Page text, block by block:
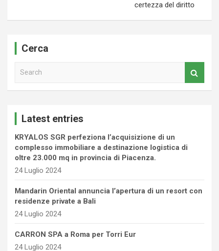
certezza del diritto
Cerca
Latest entries
KRYALOS SGR perfeziona l’acquisizione di un
complesso immobiliare a destinazione logistica di
oltre 23.000 mq in provincia di Piacenza.
24 Luglio 2024
Mandarin Oriental annuncia l’apertura di un resort con
residenze private a Bali
24 Luglio 2024
CARRON SPA a Roma per Torri Eur
24 Luglio 2024